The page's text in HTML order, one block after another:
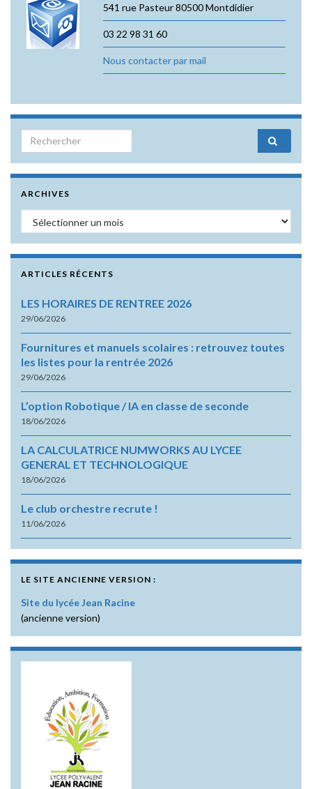
541 rue Pasteur 80500 Montdidier
03 22 98 31 60
Nous contacter par mail
Search for:
ARCHIVES
Archives
ARTICLES RÉCENTS
LES HORAIRES DE RENTREE 2026
29/06/2026
Fournitures et manuels scolaires : retrouvez toutes
les listes pour la rentrée 2026
29/06/2026
L’option Robotique / IA en classe de seconde
18/06/2026
LA CALCULATRICE NUMWORKS AU LYCEE
GENERAL ET TECHNOLOGIQUE
18/06/2026
Le club orchestre recrute !
11/06/2026
LE SITE ANCIENNE VERSION :
Site du lycée Jean Racine
(ancienne version)